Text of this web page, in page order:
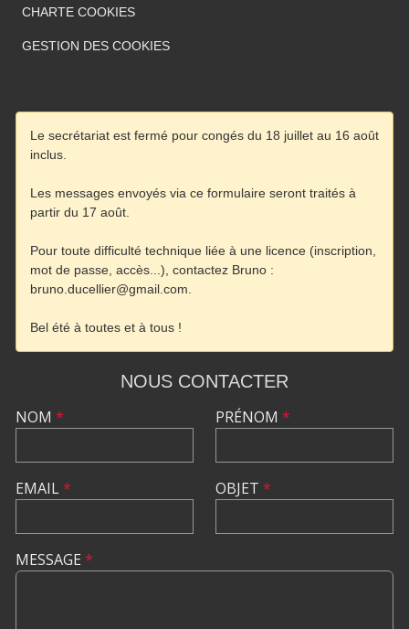
CHARTE COOKIES
GESTION DES COOKIES
NOUS CONTACTER
NOM *
EMAIL*
PRÉNOM *
OBJET *
MESSAGE *